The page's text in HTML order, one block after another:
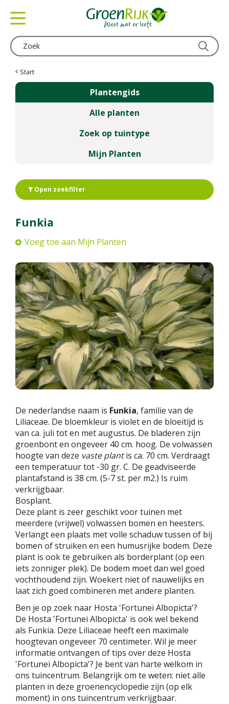
Start
Plantengids
Alle planten
Zoek op tuintype
Mijn Planten
Open zoekfilter
Funkia
Voeg toe aan Mijn Planten
De nederlandse naam is Funkia, familie van de
Liliaceae. De bloemkleur is violet en de bloeitijd is
van ca. juli tot en met augustus. De bladeren zijn
groenbont en ongeveer 40 cm. hoog. De volwassen
hoogte van deze vaste plantis ca. 70 cm. Verdraagt
een temperatuur tot -30 gr. C. De geadviseerde
plantafstand is 38 cm. (5-7 st. per m2.) Is ruim
verkrijgbaar.
Bosplant.
Deze plant is zeer geschikt voor tuinen met
meerdere (vrijwel) volwassen bomen en heesters.
Verlangt een plaats met volle schaduw tussen of bij
bomen of struiken en een humusrijke bodem. Deze
plant is ook te gebruiken als borderplant (op een
iets zonniger plek). De bodem moet dan wel goed
vochthoudend zijn. Woekert niet of nauwelijks en
laat zich goed combineren met andere planten.
Ben je op zoek naar Hosta 'Fortunei Albopicta'?
De Hosta 'Fortunei Albopicta' is ook wel bekend
als Funkia. Deze Liliaceae heeft een maximale
hoogtevan ongeveer 70 centimeter. Wil je meer
informatie ontvangen of tips over deze Hosta
'Fortunei Albopicta'? Je bent van harte welkom in
ons tuincentrum. Belangrijk om te weten: niet alle
planten in deze groenencyclopedie zijn (op elk
moment) in ons tuincentrum verkrijgbaar.